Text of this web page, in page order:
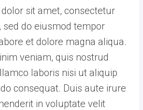
sit amet, consectetur
sed do eiusmod tempor
et dolore magna aliqua.
veniam, quis nostrud
laboris nisi ut aliquip
consequat. Duis aute irure
in voluptate velit